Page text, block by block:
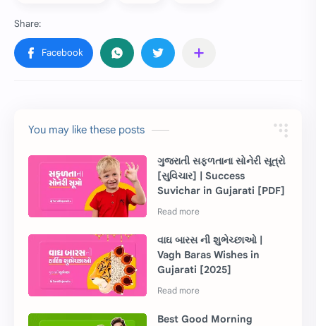
You may like these posts
ગુજરાતી સફળતાના સોનેરી સૂત્રો
[સુવિચાર] | Success
Suvichar in Gujarati [PDF]
વાઘ બારસ ની શુભેચ્છાઓ |
Vagh Baras Wishes in
Gujarati [2025]
Best Good Morning